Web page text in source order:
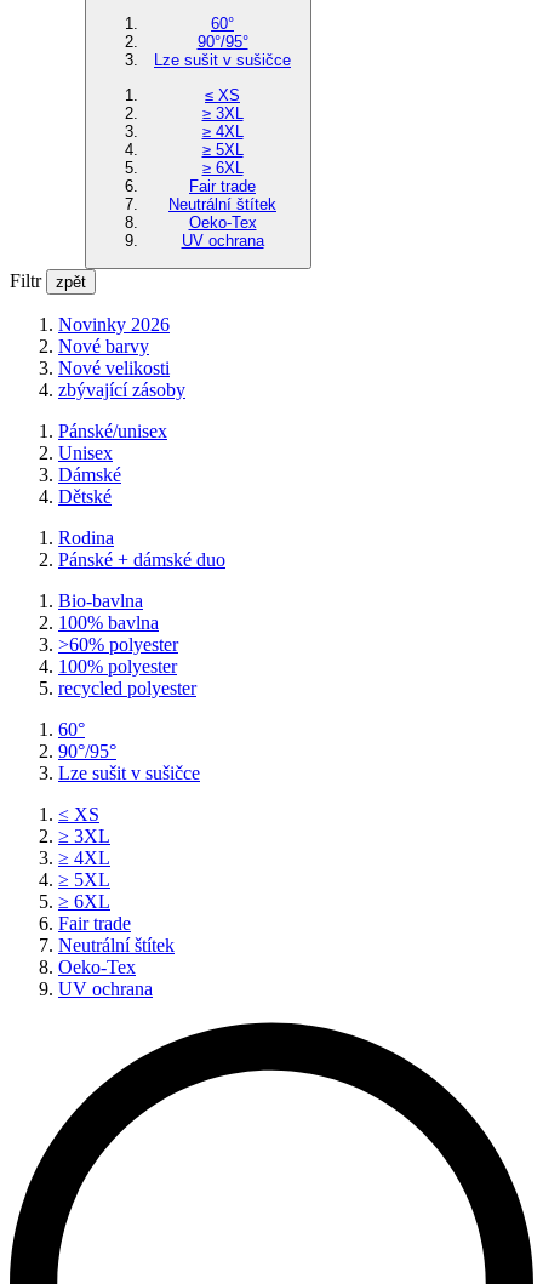
60°
90°/95°
Lze sušit v sušičce
≤ XS
≥ 3XL
≥ 4XL
≥ 5XL
≥ 6XL
Fair trade
Neutrální štítek
Oeko-Tex
UV ochrana
Filtr zpět
Novinky 2026
Nové barvy
Nové velikosti
zbývající zásoby
Pánské/unisex
Unisex
Dámské
Dětské
Rodina
Pánské + dámské duo
Bio-bavlna
100% bavlna
>60% polyester
100% polyester
recycled polyester
60°
90°/95°
Lze sušit v sušičce
≤ XS
≥ 3XL
≥ 4XL
≥ 5XL
≥ 6XL
Fair trade
Neutrální štítek
Oeko-Tex
UV ochrana